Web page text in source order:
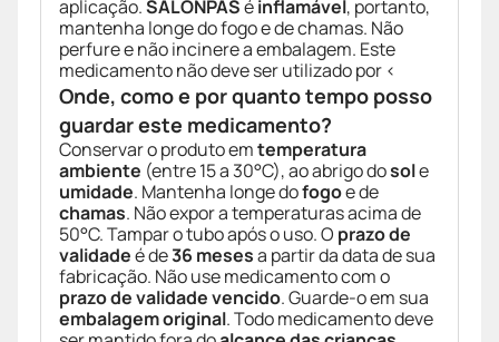
aplicação.SALONPASéinflamável, portanto,
mantenha longe do fogo e de chamas. Não
perfure e não incinere a embalagem. Este
medicamento não deve ser utilizado por <
Onde, como e por quanto tempo posso
guardar este medicamento?
Conservar o produto emtemperatura
ambiente (entre 15 a 30°C), ao abrigo dosole
umidade. Mantenha longe dofogoe de
chamas. Não expor a temperaturas acima de
50°C. Tampar o tubo após o uso. O prazo de
validadeé de36 mesesa partir da data de sua
fabricação. Não use medicamento com o
prazo de validade vencido. Guarde-o em sua
embalagem original. Todo medicamento deve